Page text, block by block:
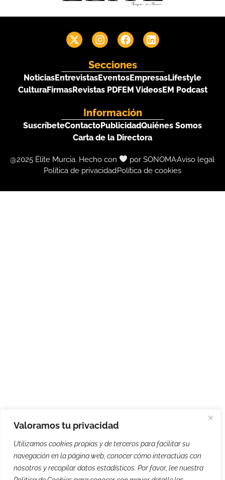
Valoramos tu privacidad
Utilizamos cookies propias y de terceros para facilitar su
navegación en la página web, conocer cómo interactúas con
nosotros y recopilar datos estadísticos. Por favor, lee nuestra
Secciones
NoticiasEntrevistasEventosEmpresasLifestyle
CulturaFirmasRevistas PDFEM VideosEM Podcast
Información
SuscríbeteContactoPublicidadQuiénes Somos
Carta de la Directora
@2025 Élite Murcia. Hecho con por SONOMAAviso legal
Política de privacidadPolítica de cookies